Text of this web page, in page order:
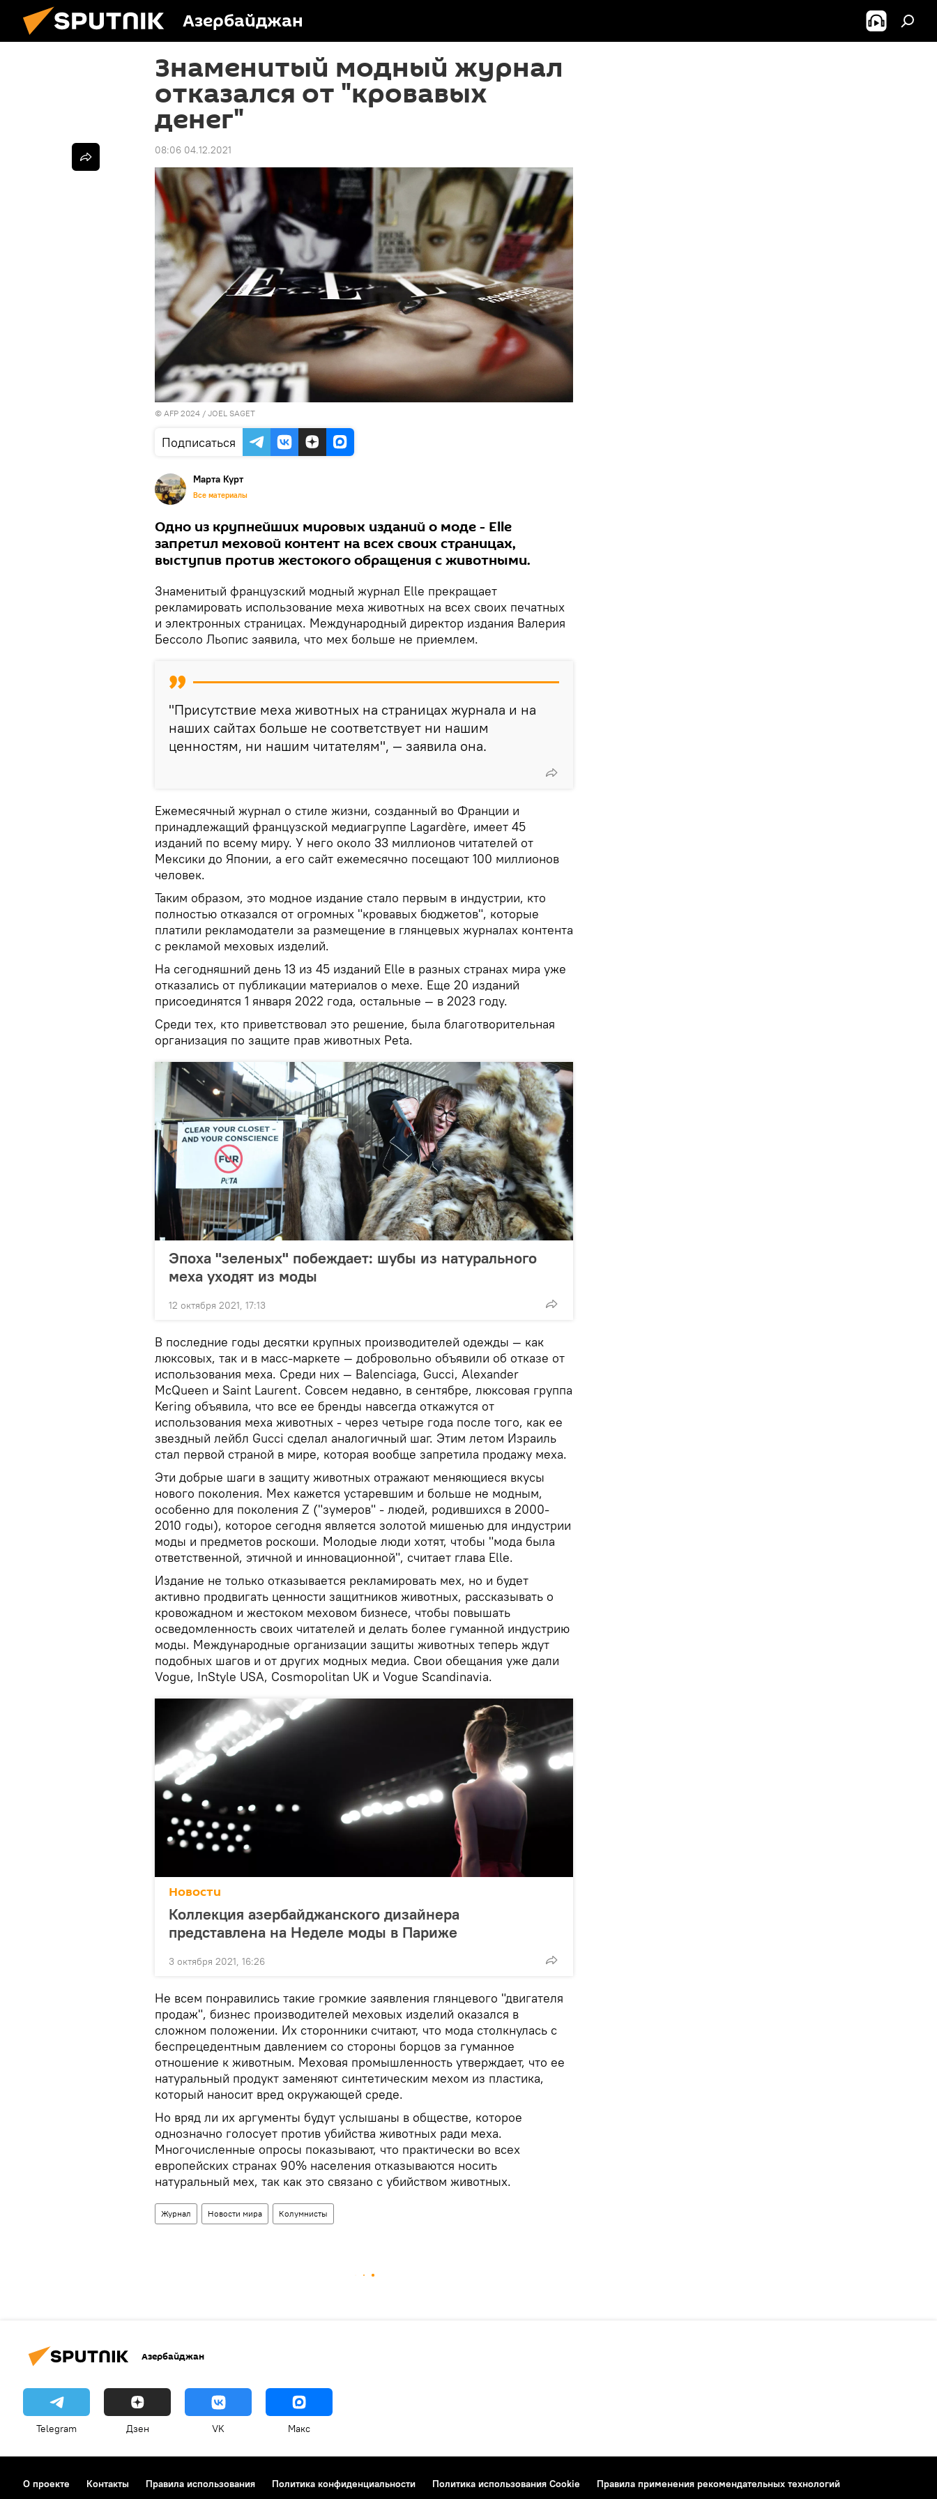
Азербайджан
Знаменитый модный журнал
отказался от "кровавых
денег"
08:06 04.12.2021
© AFP 2024 / JOEL SAGET
Подписаться
Марта Курт
Все материалы
Одно из крупнейших мировых изданий о моде - Elle
запретил меховой контент на всех своих страницах,
выступив против жестокого обращения с животными.
Знаменитый французский модный журнал Elle прекращает
рекламировать использование меха животных на всех своих печатных
и электронных страницах. Международный директор издания Валерия
Бессоло Льопис заявила, что мех больше не приемлем.
"Присутствие меха животных на страницах журнала и на
наших сайтах больше не соответствует ни нашим
ценностям, ни нашим читателям", — заявила она.
Ежемесячный журнал о стиле жизни, созданный во Франции и
принадлежащий французской медиагруппе Lagardère, имеет 45
изданий по всему миру. У него около 33 миллионов читателей от
Мексики до Японии, а его сайт ежемесячно посещают 100 миллионов
человек.
Таким образом, это модное издание стало первым в индустрии, кто
полностью отказался от огромных "кровавых бюджетов", которые
платили рекламодатели за размещение в глянцевых журналах контента
с рекламой меховых изделий.
На сегодняшний день 13 из 45 изданий Elle в разных странах мира уже
отказались от публикации материалов о мехе. Еще 20 изданий
присоединятся 1 января 2022 года, остальные — в 2023 году.
Среди тех, кто приветствовал это решение, была благотворительная
организация по защите прав животных Peta.
Эпоха "зеленых" побеждает: шубы из натурального
меха уходят из моды
12 октября 2021, 17:13
В последние годы десятки крупных производителей одежды — как
люксовых, так и в масс-маркете — добровольно объявили об отказе от
использования меха. Среди них — Balenciaga, Gucci, Alexander
McQueen и Saint Laurent. Совсем недавно, в сентябре, люксовая группа
Kering объявила, что все ее бренды навсегда откажутся от
использования меха животных - через четыре года после того, как ее
звездный лейбл Gucci сделал аналогичный шаг. Этим летом Израиль
стал первой страной в мире, которая вообще запретила продажу меха.
Эти добрые шаги в защиту животных отражают меняющиеся вкусы
нового поколения. Мех кажется устаревшим и больше не модным,
особенно для поколения Z ("зумеров" - людей, родившихся в 2000-
2010 годы), которое сегодня является золотой мишенью для индустрии
моды и предметов роскоши. Молодые люди хотят, чтобы "мода была
ответственной, этичной и инновационной", считает глава Elle.
Издание не только отказывается рекламировать мех, но и будет
активно продвигать ценности защитников животных, рассказывать о
кровожадном и жестоком меховом бизнесе, чтобы повышать
осведомленность своих читателей и делать более гуманной индустрию
моды. Международные организации защиты животных теперь ждут
подобных шагов и от других модных медиа. Свои обещания уже дали
Vogue, InStyle USA, Cosmopolitan UK и Vogue Scandinavia.
Новости
Коллекция азербайджанского дизайнера
представлена на Неделе моды в Париже
3 октября 2021, 16:26
Не всем понравились такие громкие заявления глянцевого "двигателя
продаж", бизнес производителей меховых изделий оказался в
сложном положении. Их сторонники считают, что мода столкнулась с
беспрецедентным давлением со стороны борцов за гуманное
отношение к животным. Меховая промышленность утверждает, что ее
натуральный продукт заменяют синтетическим мехом из пластика,
который наносит вред окружающей среде.
Но вряд ли их аргументы будут услышаны в обществе, которое
однозначно голосует против убийства животных ради меха.
Многочисленные опросы показывают, что практически во всех
европейских странах 90% населения отказываются носить
натуральный мех, так как это связано с убийством животных.
Журнал Новости мира Колумнисты
Азербайджан
Telegram Дзен VK Макс
О проекте Контакты Правила использования Политика конфиденциальности Политика использования Cookie
Правила применения рекомендательных технологий